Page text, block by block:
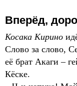
Вперёд,
Косака Кирино
Слово за слово,
её брат Акаги –
Кёске.